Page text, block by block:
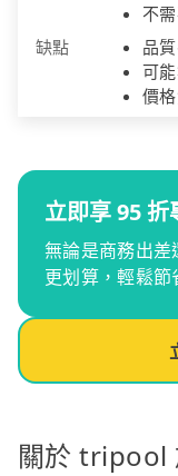
不
缺點
品
可
價
立即享 95 折
無論是商務出
更划算，輕鬆節
關於 tripool